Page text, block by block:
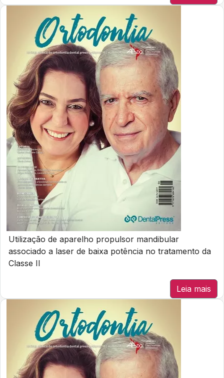
Utilização de aparelho propulsor mandibular
associado a laser de baixa potência no tratamento da
Classe II
Leia mais